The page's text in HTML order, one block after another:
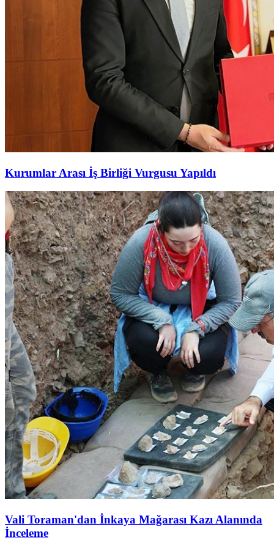
Kurumlar Arası İş Birliği Vurgusu Yapıldı
Vali Toraman'dan İnkaya Mağarası Kazı Alanında
İnceleme